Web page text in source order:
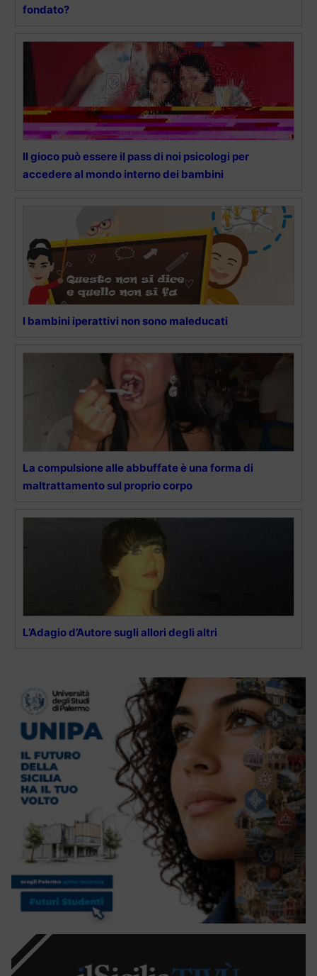
fondato?
Il gioco può essere il pass di noi psicologi per
accedere al mondo interno dei bambini
I bambini iperattivi non sono maleducati
La compulsione alle abbuffate è una forma di
maltrattamento sul proprio corpo
L’Adagio d’Autore sugli allori degli altri